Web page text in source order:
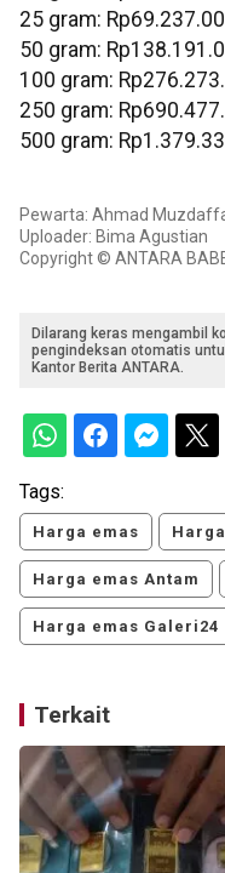
‎25 gram:
‎50 gram:
‎100 gram:
250 gram:
‎500 gram:
Pewarta: Ahmad
Uploader: Bima Agustian
Copyright © ANTARA
Dilarang keras mengambil
pengindeksan otomatis
Kantor Berita ANTARA.
Tags:
Harga emas
Harga emas Antam
Harga emas Galeri24
Terkait